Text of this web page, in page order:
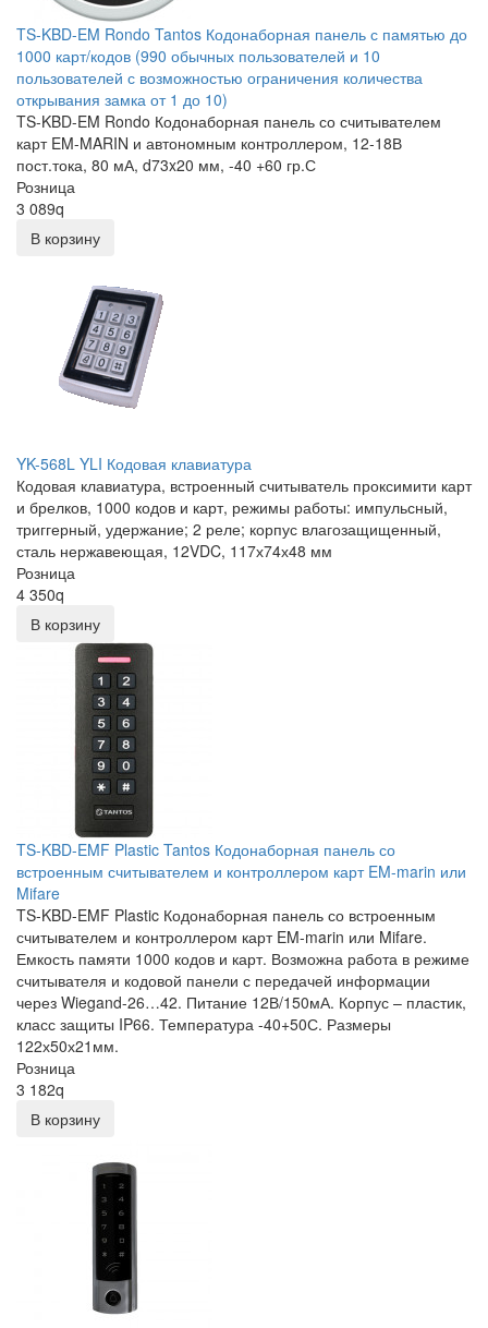
TS-KBD-EM Rondo Tantos Кодонаборная панель с памятью до
1000 карт/кодов (990 обычных пользователей и 10
пользователей с возможностью ограничения количества
открывания замка от 1 до 10)
TS-KBD-EM Rondo Кодонаборная панель со считывателем
карт EM-MARIN и автономным контроллером, 12-18В
пост.тока, 80 мА, d73x20 мм, -40 +60 гр.С
Розница
3 089q
В корзину
YK-568L YLI Кодовая клавиатура
Кодовая клавиатура, встроенный считыватель проксимити карт
и брелков, 1000 кодов и карт, режимы работы: импульсный,
триггерный, удержание; 2 реле; корпус влагозащищенный,
сталь нержавеющая, 12VDC, 117х74х48 мм
Розница
4 350q
В корзину
TS-KBD-EMF Plastic Tantos Кодонаборная панель со
встроенным считывателем и контроллером карт EM-marin или
Mifare
TS-KBD-EMF Plastic Кодонаборная панель со встроенным
считывателем и контроллером карт EM-marin или Mifare.
Емкость памяти 1000 кодов и карт. Возможна работа в режиме
считывателя и кодовой панели с передачей информации
через Wiegand-26…42. Питание 12В/150мА. Корпус – пластик,
класс защиты IP66. Температура -40+50С. Размеры
122х50х21мм.
Розница
3 182q
В корзину